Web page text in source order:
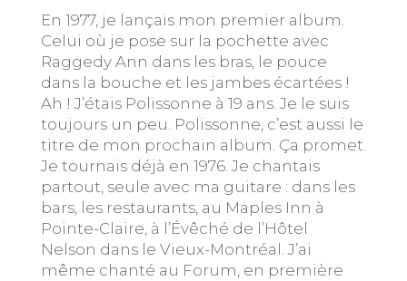
En 1977, je lançais mon premier album.
Celui où je pose sur la pochette avec
Raggedy Ann dans les bras, le pouce
dans la bouche et les jambes écartées !
Ah ! J’étais Polissonne à 19 ans. Je le suis
toujours un peu. Polissonne, c’est aussi le
titre de mon prochain album. Ça promet.
Je tournais déjà en 1976. Je chantais
partout, seule avec ma guitare : dans les
bars, les restaurants, au Maples Inn à
Pointe-Claire, à l’Évêché de l’Hôtel
Nelson dans le Vieux-Montréal. J’ai
même chanté au Forum, en première